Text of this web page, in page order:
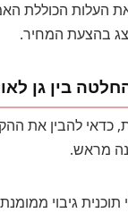
העלות הכוללת
בהצעת המחיר.
בין גן
כדאי להבין את
מראש.
תוכנית גיבוי